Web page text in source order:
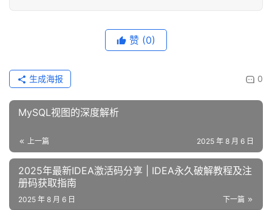
赞 (0)
0
生成海报
MySQL视图的深度解析
上一篇 2025 年 8 月 6 日
2025年最新IDEA激活码分享 | IDEA永久破解教程及注
册码获取指南
下一篇
2025 年 8 月 6 日